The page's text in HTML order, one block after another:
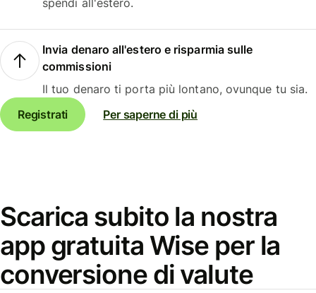
spendi all'estero.
Invia denaro all'estero e risparmia sulle
commissioni
Il tuo denaro ti porta più lontano, ovunque tu sia.
Registrati
Per saperne di più
Scarica subito la nostra
app gratuita Wise per la
conversione di valute